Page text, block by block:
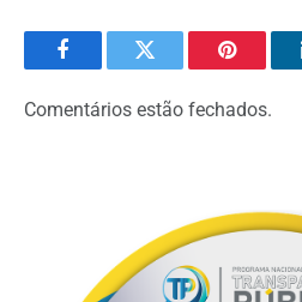
FacebookTwitter Pinterest
Comentários estão fechados.